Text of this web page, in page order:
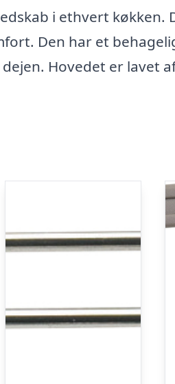
i ethvert køkken.
Den har et
Hovedet er lavet